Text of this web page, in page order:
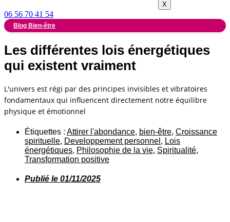
X
06 56 70 41 54
Blog Bien-être
Les différentes lois énergétiques
qui existent vraiment
L'univers est régi par des principes invisibles et vibratoires
fondamentaux qui influencent directement notre équilibre
physique et émotionnel
Étiquettes : Attirer l'abondance, bien-être, Croissance
spirituelle, Developpement personnel , Lois
énergétiques, Philosophie de la vie, Spiritualité,
Transformation positive
Publié le 01/11/2025